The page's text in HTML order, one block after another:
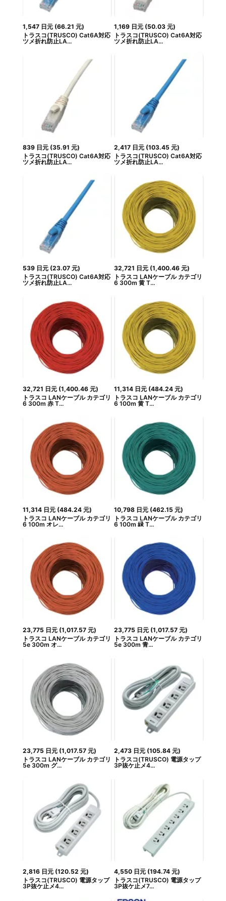
1,547 日元(66.21 元)
トラスコ(TRUSCO) Cat6A対応
ツメ折れ防止LA...
1,169 日元 (50.03 元)
トラスコ(TRUSCO) Cat6A対応
ツメ折れ防止LA...
839 日元(35.91 元)
トラスコ(TRUSCO) Cat6A対応
ツメ折れ防止LA...
2,417 日元 (103.45 元)
トラスコ(TRUSCO) Cat6A対応
ツメ折れ防止LA...
539 日元(23.07 元)
トラスコ(TRUSCO) Cat6A対応
ツメ折れ防止LA...
32,721 日元 (1,400.46 元)
トラスコ LANケーブル カテゴリ
6 300m 黄 T...
32,721 日元(1,400.46 元)
トラスコ LANケーブル カテゴリ
6 300m 赤 T...
11,314 日元 (484.24 元)
トラスコ LANケーブル カテゴリ
6 100m 黄 T...
11,314 日元(484.24 元)
トラスコ LANケーブル カテゴリ
6 100m オレ...
10,798 日元 (462.15 元)
トラスコ LANケーブル カテゴリ
6 100m 緑 T...
23,775 日元(1,017.57 元)
トラスコ LANケーブル カテゴリ
5e 300m オ...
23,775 日元 (1,017.57 元)
トラスコ LANケーブル カテゴリ
5e 300m 青...
23,775 日元(1,017.57 元)
トラスコ LANケーブル カテゴリ
5e 300m グ...
2,473 日元 (105.84 元)
トラスコ(TRUSCO) 電源タップ
3P抜ケ止メ4...
2,816 日元(120.52 元)
トラスコ(TRUSCO) 電源タップ
3P抜ケ止メ4...
4,550 日元 (194.74 元)
トラスコ(TRUSCO) 電源タップ
3P抜ケ止メ7...